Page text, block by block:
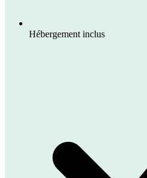
Hébergement inclus